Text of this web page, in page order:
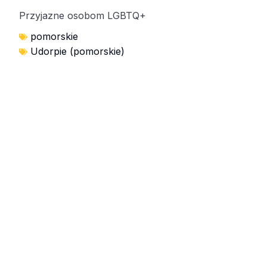
Przyjazne osobom LGBTQ+
pomorskie
Udorpie (pomorskie)